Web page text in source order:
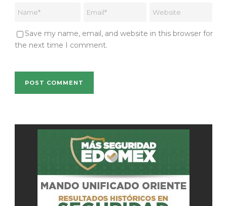
Save my name, email, and website in this browser for
the next time I comment.